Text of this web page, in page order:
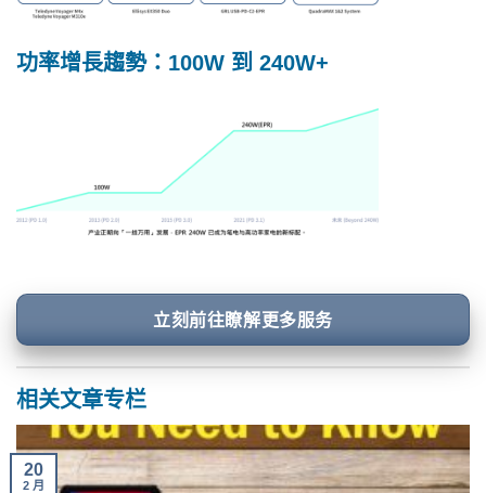
功率增長趨勢：100W 到 240W+
立刻前往瞭解更多服务
相关文章专栏
20
2 月